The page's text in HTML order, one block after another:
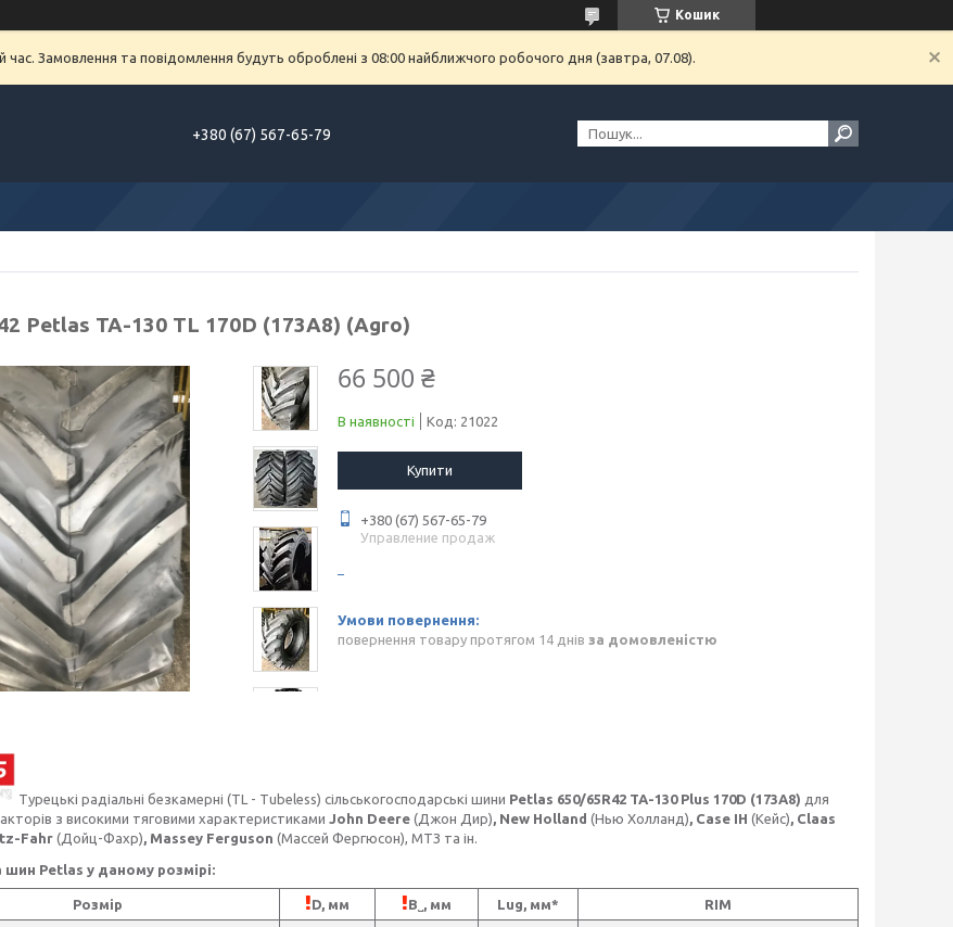
Кошик
час. Замовлення та повідомлення будуть оброблені з 08:00 найближчого робочого дня (завтра, 07.08).
+380 (67) 567-65-79
Petlas TA-130 TL 170D (173A8) (Agro)
66 500 ₴
В наявності Код: 21022
Купити
+380 (67) 567-65-79
Управление продаж
повернення товару протягом 14 днів за домовленістю
Турецькі радіальні безкамерні (TL - Tubeless) сільськогосподарські шини Petlas 650/65R42 TA-130 Plus 170D (173А8) для
з високими тяговими характеристиками John Deere (Джон Дир), New Holland (Нью Холланд), Case IH (Кейс), Сlaas
Fahr (Дойц-Фахр), Massey Ferguson (Массей Фергюсон), МТЗ та ін.
шин Petlas у даному розмірі:
Розмір D, мм B˽, мм Lug, мм* RIM